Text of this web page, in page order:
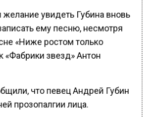
увидеть Губина вновь
ему песню, несмотря
«Ниже ростом только
«Фабрики звезд» Антон
что певец Андрей Губин
прозопалгии лица.